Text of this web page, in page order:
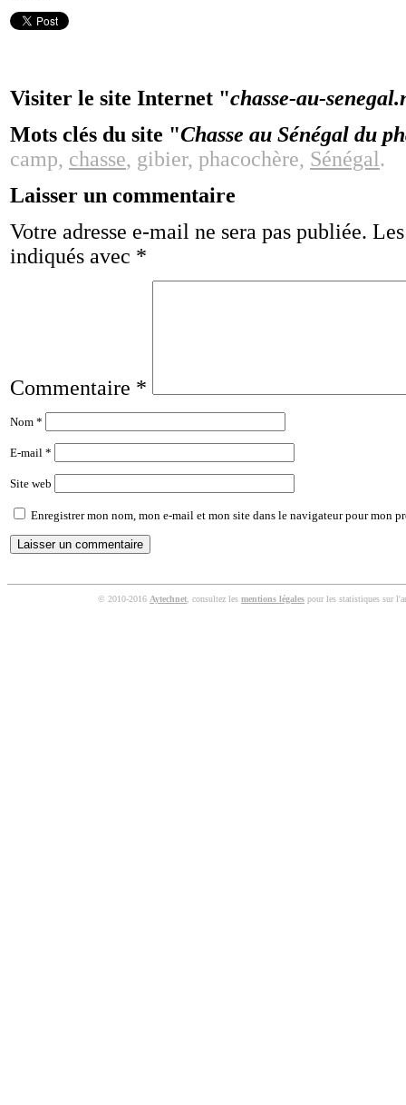
Visiter le site Internet "chasse-au-
Mots clés du site "Chasse au Sénégal du
camp, chasse, gibier, phacochère, Sénégal.
Laisser un commentaire
Votre adresse e-mail ne sera pas publiée.
indiqués avec *
Commentaire *
Nom *
E-mail *
Site web
Enregistrer mon nom, mon e-mail et mon site dans le navigateur pour mon
© 2010-2016 Aytechnet , consultez les mentions légales pour les statistiques sur